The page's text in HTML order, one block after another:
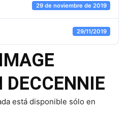
29 de noviembre de 2019
29/11/2019
está disponible sólo en